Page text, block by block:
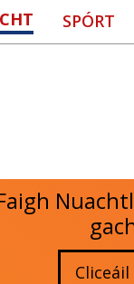
SPÓRT